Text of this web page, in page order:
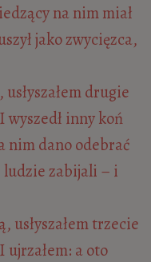
na nim miał
jako zwycięzca,
drugie
wyszedł inny koń
nim dano odebrać
ludzie zabijali – i
usłyszałem trzecie
ujrzałem: a oto